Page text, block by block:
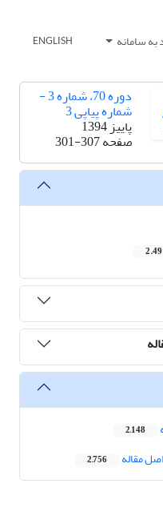
به سامانه ENGLISH
دوره 70، شماره 3 -
شماره پیاپی 3
پاییز 1394
صفحه301-307
2,148
مقاله 2,756